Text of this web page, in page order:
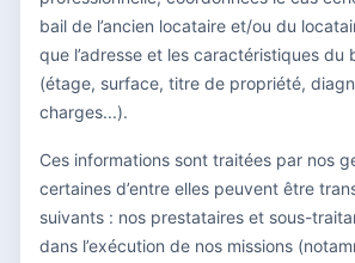
bail de l’ancien locataire et/ou du
que l’adresse et les caractéristiques du
(étage, surface, titre de propriété,
charges...).
Ces informations sont traitées par nos
certaines d’entre elles peuvent être
suivants : nos prestataires et sous-
dans l’exécution de nos missions